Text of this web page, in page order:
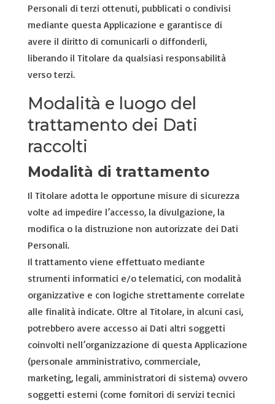
Personali di terzi ottenuti, pubblicati o condivisi
mediante questa Applicazione e garantisce di
avere il diritto di comunicarli o diffonderli,
liberando il Titolare da qualsiasi responsabilità
verso terzi.
Modalità e luogo del
trattamento dei Dati
raccolti
Modalità di trattamento
Il Titolare adotta le opportune misure di sicurezza
volte ad impedire l’accesso, la divulgazione, la
modifica o la distruzione non autorizzate dei Dati
Personali.
Il trattamento viene effettuato mediante
strumenti informatici e/o telematici, con modalità
organizzative e con logiche strettamente correlate
alle finalità indicate. Oltre al Titolare, in alcuni casi,
potrebbero avere accesso ai Dati altri soggetti
coinvolti nell’organizzazione di questa Applicazione
(personale amministrativo, commerciale,
marketing, legali, amministratori di sistema) ovvero
soggetti esterni (come fornitori di servizi tecnici